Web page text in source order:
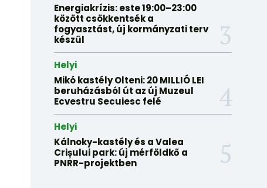
Energiakrízis: este 19:00–23:00
között csökkentsék a
fogyasztást, új kormányzati terv
készül
Helyi
Mikó kastély Olteni: 20 MILLIÓ LEI
beruházásból út az új Muzeul
Ecvestru Secuiesc felé
Helyi
Kálnoky-kastély és a Valea
Crișului park: új mérföldkő a
PNRR-projektben